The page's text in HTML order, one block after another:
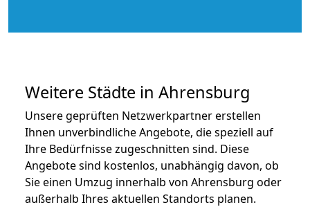
Weitere Städte in Ahrensburg
Unsere geprüften Netzwerkpartner erstellen
Ihnen unverbindliche Angebote, die speziell auf
Ihre Bedürfnisse zugeschnitten sind. Diese
Angebote sind kostenlos, unabhängig davon, ob
Sie einen Umzug innerhalb von Ahrensburg oder
außerhalb Ihres aktuellen Standorts planen.